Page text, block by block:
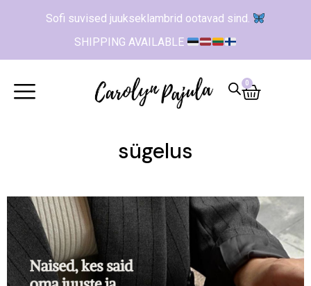
Sofi suvised juukseklambrid ootavad sind.
SHIPPING AVAILABLE
0
sügelus